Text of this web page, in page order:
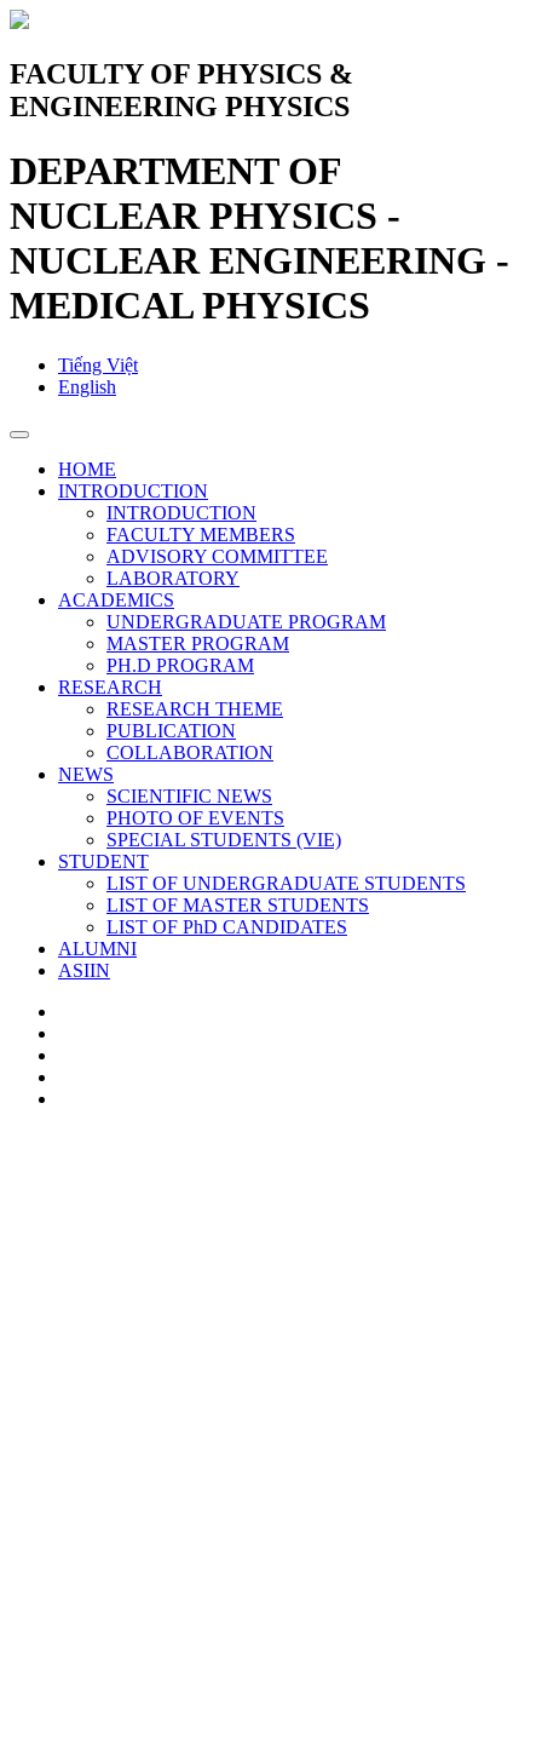
FACULTY OF PHYSICS &
ENGINEERING PHYSICS
DEPARTMENT OF
NUCLEAR PHYSICS -
NUCLEAR ENGINEERING -
MEDICAL PHYSICS
Tiếng Việt
English
HOME
INTRODUCTION
INTRODUCTION
FACULTY MEMBERS
ADVISORY COMMITTEE
LABORATORY
ACADEMICS
UNDERGRADUATE PROGRAM
MASTER PROGRAM
PH.D PROGRAM
RESEARCH
RESEARCH THEME
PUBLICATION
COLLABORATION
NEWS
SCIENTIFIC NEWS
PHOTO OF EVENTS
SPECIAL STUDENTS (VIE)
STUDENT
LIST OF UNDERGRADUATE STUDENTS
LIST OF MASTER STUDENTS
LIST OF PhD CANDIDATES
ALUMNI
ASIIN